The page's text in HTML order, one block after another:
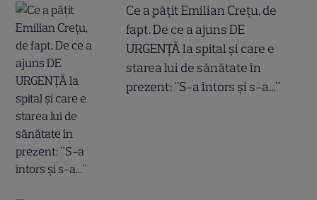
Ce a pățit Emilian Crețu, de
fapt. De ce a ajuns DE
URGENȚĂ la spital și care e
starea lui de sănătate în
prezent: "S-a întors și s-a..."